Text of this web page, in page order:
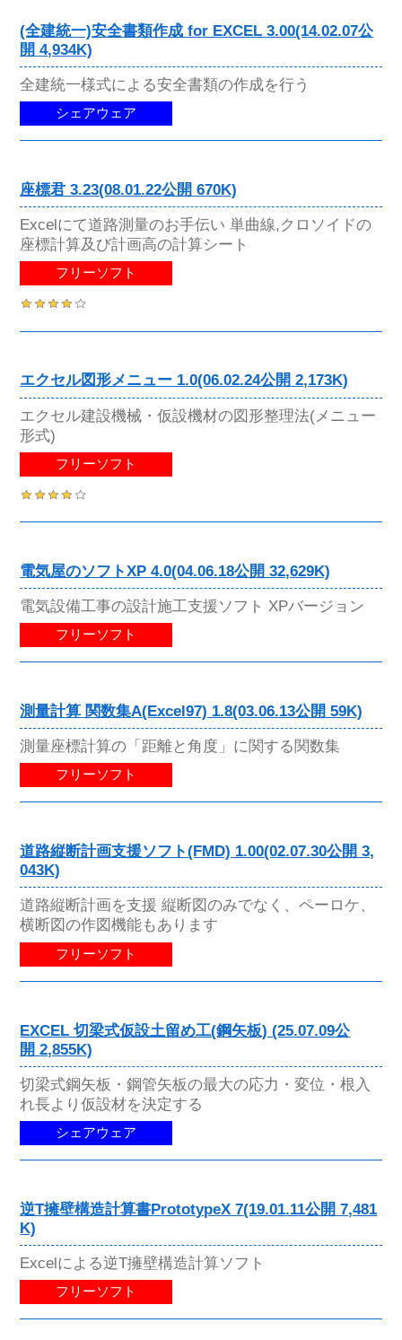
(全建統一)安全書類作成 for EXCEL 3.00(14.02.07公
開 4,934K)
全建統一様式による安全書類の作成を行う
シェアウェア
座標君 3.23(08.01.22公開 670K)
Excelにて道路測量のお手伝い 単曲線,クロソイドの
座標計算及び計画高の計算シート
フリーソフト
エクセル図形メニュー 1.0(06.02.24公開 2,173K)
エクセル建設機械・仮設機材の図形整理法(メニュー
形式)
フリーソフト
電気屋のソフトXP 4.0(04.06.18公開 32,629K)
電気設備工事の設計施工支援ソフト XPバージョン
フリーソフト
測量計算 関数集A(Excel97) 1.8(03.06.13公開 59K)
測量座標計算の「距離と角度」に関する関数集
フリーソフト
道路縦断計画支援ソフト(FMD) 1.00(02.07.30公開 3,
043K)
道路縦断計画を支援 縦断図のみでなく、ペーロケ、
横断図の作図機能もあります
フリーソフト
EXCEL 切梁式仮設土留め工(鋼矢板) (25.07.09公
開 2,855K)
切梁式鋼矢板・鋼管矢板の最大の応力・変位・根入
れ長より仮設材を決定する
シェアウェア
逆T擁壁構造計算書PrototypeX 7(19.01.11公開 7,481
K)
Excelによる逆T擁壁構造計算ソフト
フリーソフト